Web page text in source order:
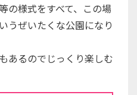
の様式をすべて、この場
うぜいたくな公園になり
あるのでじっくり楽しむ